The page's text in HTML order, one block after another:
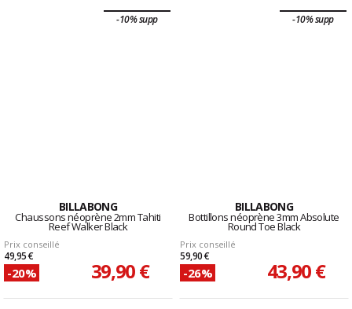
-10% supp
BILLABONG
Chaussons néoprène 2mm Tahiti
Reef Walker Black
Prix conseillé
49,95 €
-20% 39,90 €
-10% supp
BILLABONG
Bottillons néoprène 3mm Absolute
Round Toe Black
Prix conseillé
59,90 €
-26% 43,90 €